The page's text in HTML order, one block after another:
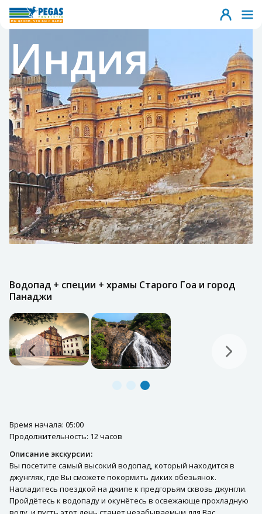
Индия
Водопад + специи + храмы Старого Гоа и город
Панаджи
Время начала: 05:00
Продолжительность: 12 часов
Описание экскурсии:
Вы посетите самый высокий водопад, который находится в
джунглях, где Вы сможете покормить диких обезьянок.
Насладитесь поездкой на джипе к предгорьям сквозь джунгли.
Пройдётесь к водопаду и окунётесь в освежающе прохладную